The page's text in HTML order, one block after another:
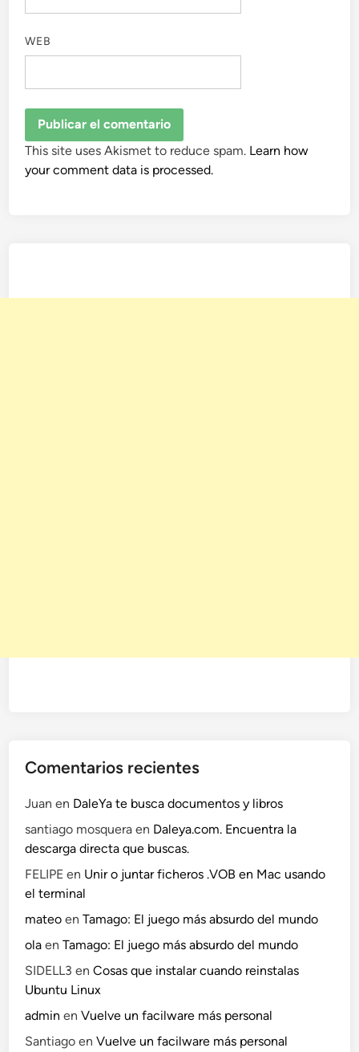
WEB
This site uses Akismet to reduce spam. Learn how
your comment data is processed.
Comentarios recientes
Juan en DaleYa te busca documentos y libros
santiago mosquera en Daleya.com. Encuentra la
descarga directa que buscas.
FELIPE en Unir o juntar ficheros .VOB en Mac usando
el terminal
mateo enTamago: El juego más absurdo del mundo
ola enTamago: El juego más absurdo del mundo
SIDELL3 enCosas que instalar cuando reinstalas
Ubuntu Linux
admin enVuelve un facilware más personal
Santiago enVuelve un facilware más personal